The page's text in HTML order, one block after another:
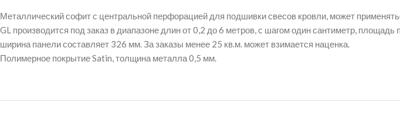
Металлический софит с центральной перфорацией для подшивки свесов кровли, может
GL производится под заказ в диапазоне длин от 0,2 до 6 метров, с шагом один сантиметр,
ширина панели составляет 326 мм. За заказы менее 25 кв.м. может взимается наценка.
Полимерное покрытие Satin, толщина металла 0,5 мм.